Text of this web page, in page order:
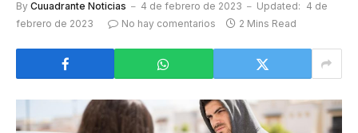
By Cuuadrante Noticias 4 de febrero de 2023 Updated: 4 de
febrero de 2023
No hay comentarios 2 Mins Read